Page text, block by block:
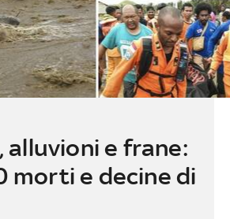
alluvioni e frane:
morti e decine di